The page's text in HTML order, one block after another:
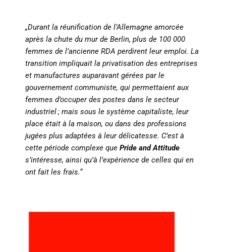
„Durant la réunification de l’Allemagne amorcée
après la chute du mur de Berlin, plus de 100 000
femmes de l’ancienne RDA perdirent leur emploi. La
transition impliquait la privatisation des entreprises
et manufactures auparavant gérées par le
gouvernement communiste, qui permettaient aux
femmes d’occuper des postes dans le secteur
industriel ; mais sous le système capitaliste, leur
place était à la maison, ou dans des professions
jugées plus adaptées à leur délicatesse. C’est à
cette période complexe que Pride and Attitude
s’intéresse, ainsi qu’à l’expérience de celles qui en
ont fait les frais.“